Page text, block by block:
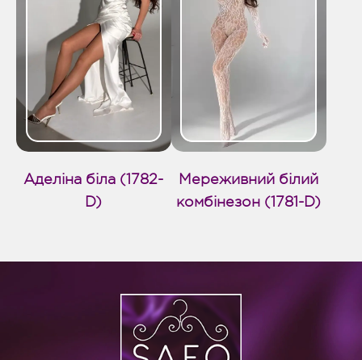
Аделіна біла (1782-
D)
Мереживний білий
комбінезон (1781-D)